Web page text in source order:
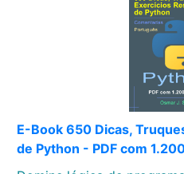
E-Book 650 Dicas,
de Python - PDF com